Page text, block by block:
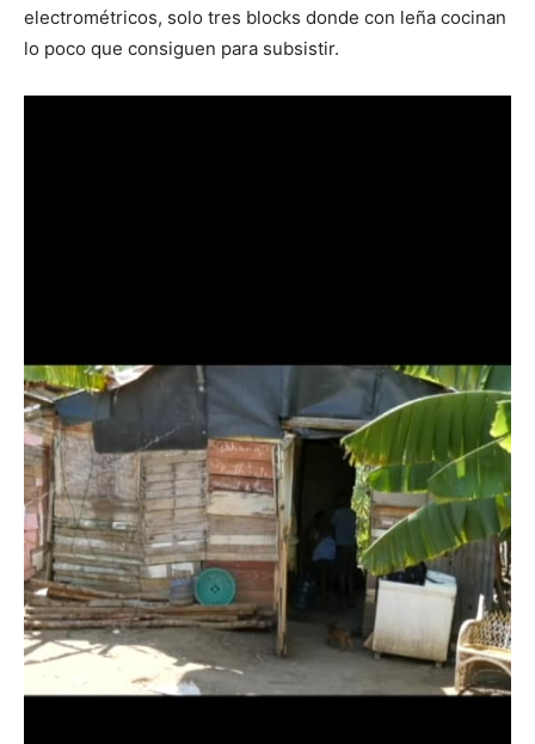
electrométricos, solo tres blocks donde con leña cocinan
lo poco que consiguen para subsistir.